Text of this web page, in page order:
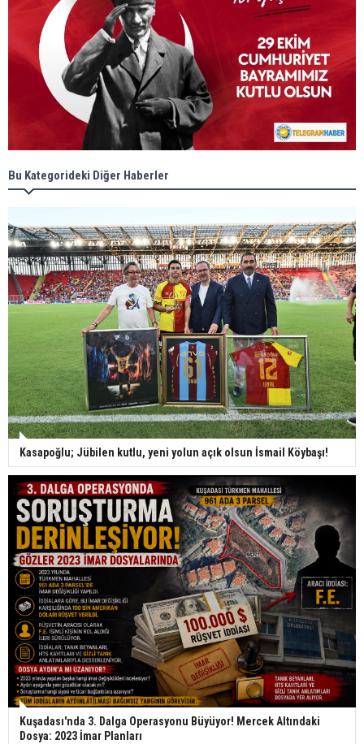
Bu Kategorideki Diğer Haberler
Kasapoğlu; Jübilen kutlu, yeni yolun açık olsun İsmail Köybaşı!
Kuşadası'nda 3. Dalga Operasyonu Büyüyor! Mercek Altındaki
Dosya: 2023 İmar Planları